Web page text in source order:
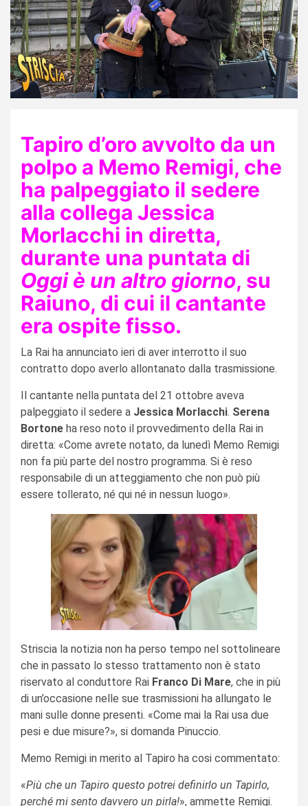
Tapiro d’oro avvolto da un
polpo a Memo Remigi, che
ha palpeggiato il sedere
alla collega Jessica
Morlacchi in diretta,
durante una puntata di
Oggi è un altro giorno, su
Raiuno, di cui il cantante
era ospite fisso.
La Rai ha annunciato ieri di aver interrotto il suo
contratto dopo averlo allontanato dalla trasmissione.
Il cantante nella puntata del 21 ottobre aveva
palpeggiato il sedere a Jessica Morlacchi. Serena
Bortone ha reso noto il provvedimento della Rai in
diretta: «Come avrete notato, da lunedì Memo Remigi
non fa più parte del nostro programma. Si è reso
responsabile di un atteggiamento che non può più
essere tollerato, né qui né in nessun luogo».
Striscia la notizia non ha perso tempo nel sottolineare
che in passato lo stesso trattamento non è stato
riservato al conduttore Rai Franco Di Mare, che in più
di un’occasione nelle sue trasmissioni ha allungato le
mani sulle donne presenti. «Come mai la Rai usa due
pesi e due misure?», si domanda Pinuccio.
Memo Remigi in merito al Tapiro ha cosi commentato:
«Più che un Tapiro questo potrei definirlo un Tapirlo,
perché mi sento davvero un pirla!», ammette Remigi.